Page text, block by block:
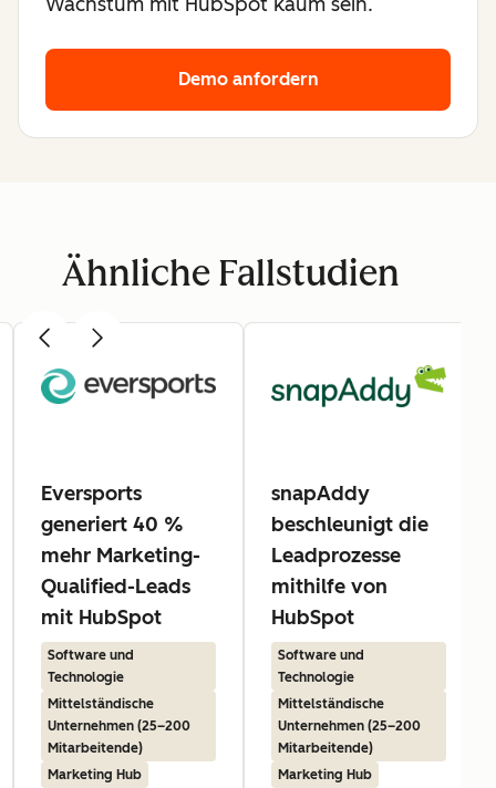
Demo anfordern
Ähnliche Fallstudien
Eversports
generiert 40 %
mehr Marketing-
Qualified-Leads
mit HubSpot
Software und
Technologie
Mittelständische
Unternehmen (25–200
Mitarbeitende)
Marketing Hub
snapAddy
beschleunigt die
Leadprozesse
mithilfe von
HubSpot
Software und
Technologie
Mittelständische
Unternehmen (25–200
Mitarbeitende)
Marketing Hub